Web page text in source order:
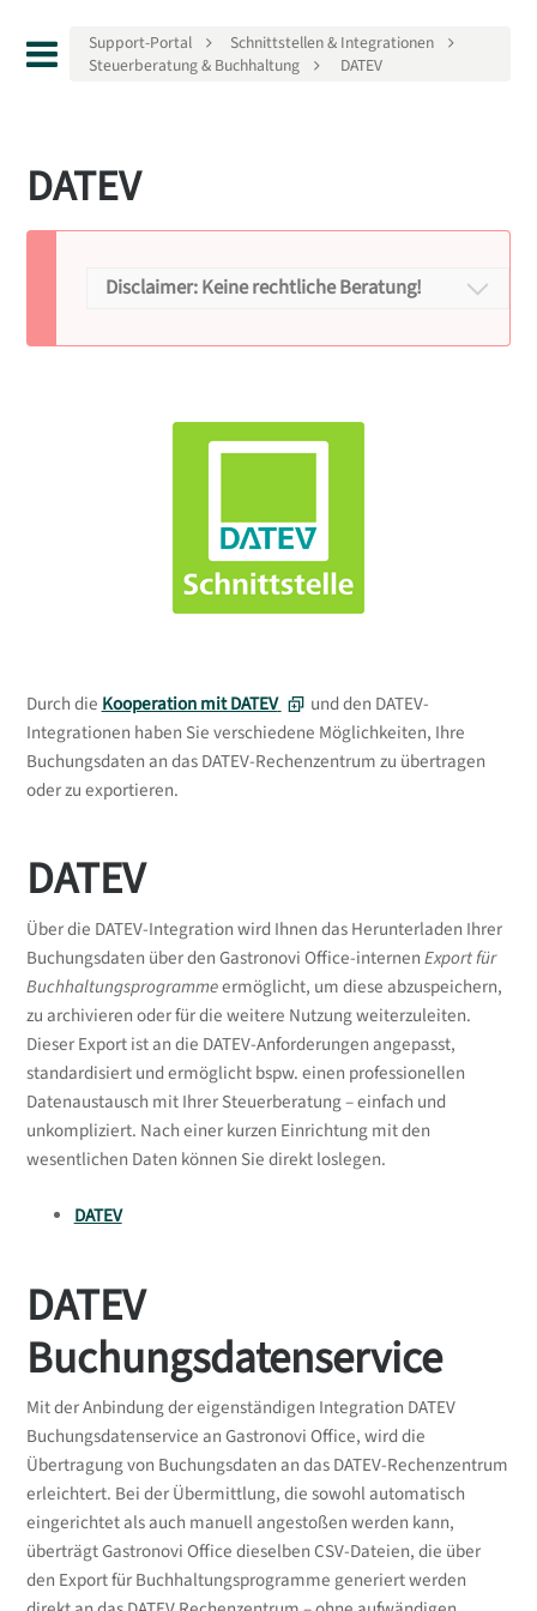
Support-Portal
Schnittstellen & Integrationen
Steuerberatung & Buchhaltung
DATEV
DATEV
Disclaimer: Keine rechtliche Beratung!
Disclaimer
Keine rechtliche
Wir möchten Sie darauf hinweisen, dass
sämtliche Informationen, die in diesem
Support-Portal bereitgestellt werden,
ausschließlich zu Informationszwecken
dar.
Unsere Supportabteilung und die auf dieser
Plattform zur Verfügung gestellten
Informationen sind nicht dazu befugt,
Beratung anzubieten. Wir empfehlen
dringend, bei buchhalterischen und
qualifizierten Fachexperten zu konsultieren.
Wir können keine Gewähr für die Richtigkeit,
Vollständigkeit oder Aktualität der
bereitgestellten Informationen
übernehmen. Die Nutzung der
Informationen erfolgt auf eigenes Risiko.
Durch die Kooperation mit DATEV
und den DATEV-
Integrationen haben Sie verschiedene Möglichkeiten, Ihre
Buchungsdaten an das DATEV-Rechenzentrum zu übertragen
oder zu exportieren.
DATEV
Über die DATEV-Integration wird Ihnen das Herunterladen Ihrer
Buchungsdaten über den Gastronovi Office-internenExport für
Buchhaltungsprogrammeermöglicht, um diese abzuspeichern,
zu archivieren oder für die weitere Nutzung weiterzuleiten.
Dieser Export ist an die DATEV-Anforderungen angepasst,
standardisiert und ermöglicht bspw. einen professionellen
Datenaustausch mit Ihrer Steuerberatung – einfach und
unkompliziert. Nach einer kurzen Einrichtung mit den
wesentlichen Daten können Sie direkt loslegen.
DATEV
DATEV
Buchungsdatenservice
Mit der Anbindung der eigenständigen Integration DATEV
Buchungsdatenservice an Gastronovi Office, wird die
Übertragung von Buchungsdaten an das DATEV-Rechenzentrum
erleichtert. Bei der Übermittlung, die sowohl automatisch
eingerichtet als auch manuell angestoßen werden kann,
überträgt Gastronovi Office dieselben CSV-Dateien, die über
den Export für Buchhaltungsprogramme generiert werden